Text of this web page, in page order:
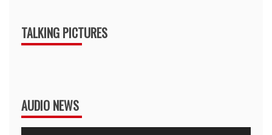
TALKING PICTURES
AUDIO NEWS